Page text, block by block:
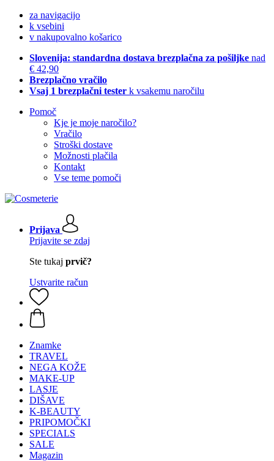
za navigacijo
k vsebini
v nakupovalno košarico
Slovenija: standardna dostava brezplačna za pošiljke nad
€ 42,90
Brezplačno vračilo
Vsaj 1 brezplačni tester k vsakemu naročilu
Pomoč
Kje je moje naročilo?
Vračilo
Stroški dostave
Možnosti plačila
Kontakt
Vse teme pomoči
Prijava
Prijavite se zdaj
Ste tukaj prvič?
Ustvarite račun
Znamke
TRAVEL
NEGA KOŽE
MAKE-UP
LASJE
DIŠAVE
K-BEAUTY
PRIPOMOČKI
SPECIALS
SALE
Magazin